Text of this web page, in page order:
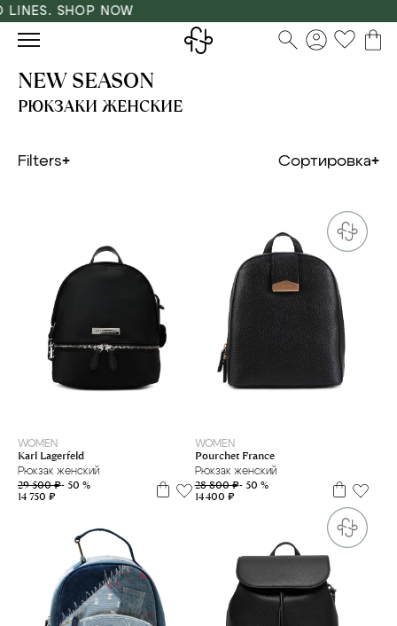
SHOP NOW
NEW SEASON
РЮКЗАКИ ЖЕНСКИЕ
Filters Сортировка
WOMEN
Karl Lagerfeld
Рюкзак женский
29 500 ₽- 50 %
14 750 ₽
WOMEN
Pourchet France
Рюкзак женский
28 800 ₽- 50 %
14 400 ₽